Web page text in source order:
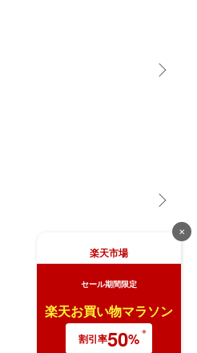
✕
楽天市場
セール期間限定
楽天お買い物マラソン
割引率50%